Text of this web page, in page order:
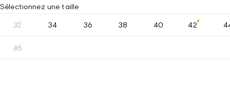
Sélectionnez une taille
32 34 36 38 40 42
46